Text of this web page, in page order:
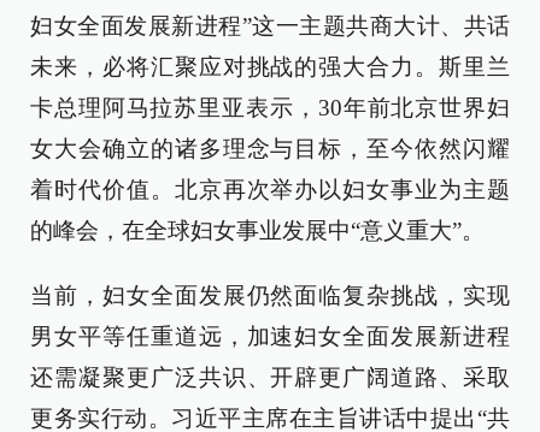
妇女全面发展新进程”这一主题共商大计、共话
未来，必将汇聚应对挑战的强大合力。斯里兰
卡总理阿马拉苏里亚表示，30年前北京世界妇
女大会确立的诸多理念与目标，至今依然闪耀
着时代价值。北京再次举办以妇女事业为主题
的峰会，在全球妇女事业发展中“意义重大”。
当前，妇女全面发展仍然面临复杂挑战，实现
男女平等任重道远，加速妇女全面发展新进程
还需凝聚更广泛共识、开辟更广阔道路、采取
更务实行动。习近平主席在主旨讲话中提出“共